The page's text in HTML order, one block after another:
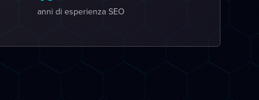
anni di esperienza SEO